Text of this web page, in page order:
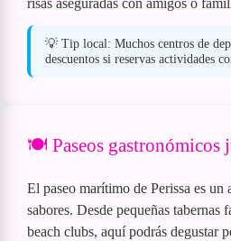
💡 Tip local: Muchos centros de
descuentos si reservas actividades
🍽️ Paseos gastronómicos
El paseo marítimo de Perissa es un
sabores. Desde pequeñas tabernas
beach clubs, aquí podrás degustar